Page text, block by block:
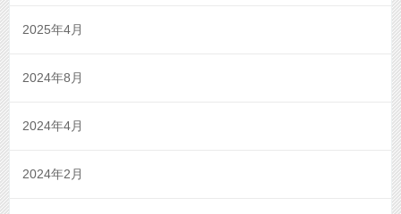
2025年4月
2024年8月
2024年4月
2024年2月